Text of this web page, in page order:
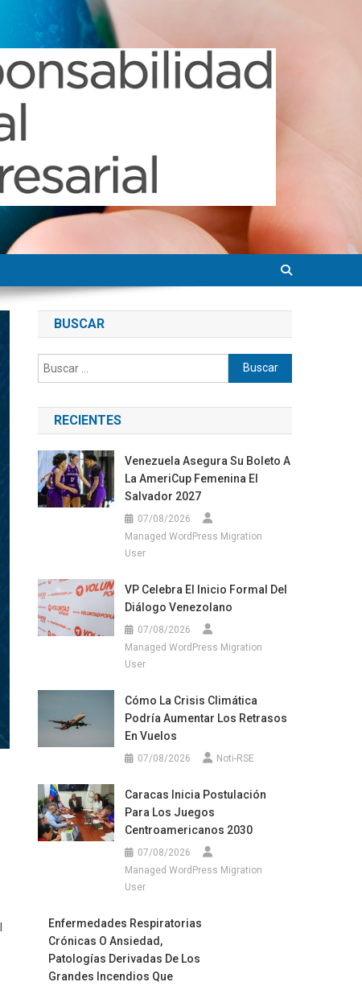
BUSCAR
Buscar:
RECIENTES
Venezuela Asegura Su Boleto A
La AmeriCup Femenina El
Salvador 2027
07/08/2026
Managed WordPress Migration
User
VP Celebra El Inicio Formal Del
Diálogo Venezolano
07/08/2026
Managed WordPress Migration
User
Cómo La Crisis Climática
Podría Aumentar Los Retrasos
En Vuelos
07/08/2026 Noti-RSE
Caracas Inicia Postulación
Para Los Juegos
Centroamericanos 2030
07/08/2026
Managed WordPress Migration
User
Enfermedades Respiratorias
Crónicas O Ansiedad,
Patologías Derivadas De Los
Grandes Incendios Que